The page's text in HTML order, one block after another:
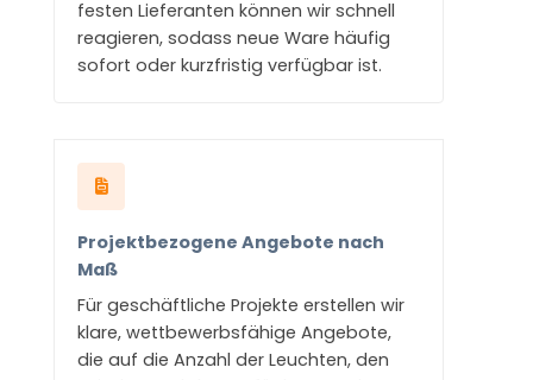
festen Lieferanten können wir schnell
reagieren, sodass neue Ware häufig
sofort oder kurzfristig verfügbar ist.
Projektbezogene Angebote nach
Maß
Für geschäftliche Projekte erstellen wir
klare, wettbewerbsfähige Angebote,
die auf die Anzahl der Leuchten, den